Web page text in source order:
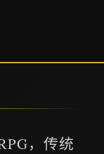
，传统